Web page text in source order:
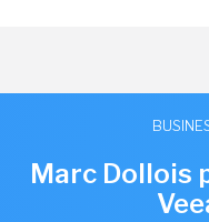
Marc Dollois